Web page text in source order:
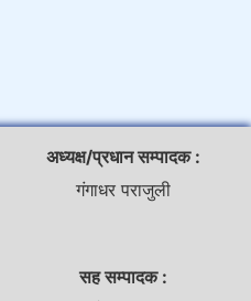
अध्यक्ष/प्रधान सम्पादक :
गंगाधर पराजुली
सह सम्पादक :